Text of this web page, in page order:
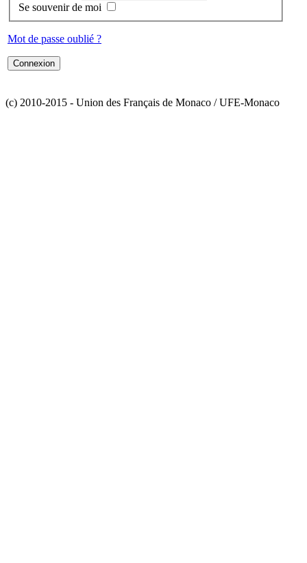
Se souvenir de moi
Mot de passe oublié ?
(c) 2010-2015 - Union des Français de Monaco / UFE-Monaco